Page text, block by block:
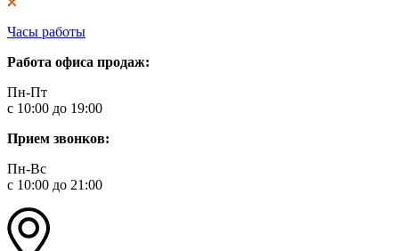
Часы работы
Работа офиса продаж:
Пн-Пт
с 10:00 до 19:00
Прием звонков:
Пн-Вс
с 10:00 до 21:00